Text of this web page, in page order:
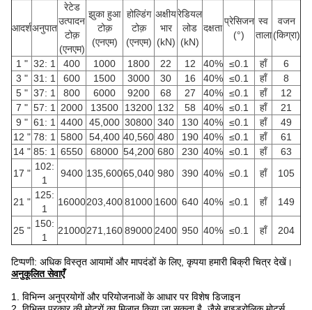
आदर्शअनुपात
रेटेड
उत्पादन
टोक़
(एनएम)
झुका हुआ
टोक़
(एनएम)
होल्डिंग
टोक़
(एनएम)
अक्षीय
भार
(kN)
रेडियल
लोड
(kN)
दक्षता
प्रेसिजन
(°)
स्व
ताला
वजन
(किग्रा)
1 " 32: 1 400 1000 1800 22 12 40% ≤0.1 हाँ
6
3 " 31: 1 600 1500 3000 30 16 40% ≤0.1 हाँ
8
5 " 37: 1 800 6000 9200 68 27 40% ≤0.1 हाँ
12
7 " 57: 1 2000 13500 13200 132 58 40% ≤0.1 हाँ
21
9 " 61: 1 4400 45,000 30800 340 130 40% ≤0.1 हाँ
49
12 " 78: 1 5800 54,400 40,560 480 190 40% ≤0.1 हाँ
61
14 " 85: 1 6550 68000 54,200 680 230 40% ≤0.1 हाँ
63
17 "
102:
1
9400 135,60065,040 980 390 40% ≤0.1 हाँ 105
21 "
125:
1
16000203,40081000 1600 640 40% ≤0.1 हाँ 149
25 "
150:
1
21000271,16089000 2400 950 40% ≤0.1 हाँ 204
टिप्पणी: अधिक विस्तृत आयामों और मापदंडों के लिए, कृपया हमारी बिक्री चित्र देखें।
अनुकूलित सेवाएँ
1. विभिन्न अनुप्रयोगों और परियोजनाओं के आधार पर विशेष डिजाइन